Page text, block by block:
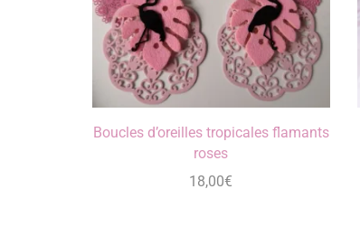
Boucles d’oreilles tropicales flamants
roses
18,00€